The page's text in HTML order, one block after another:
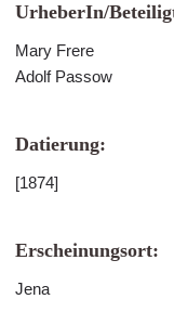
UrheberIn/
Mary Frere
Adolf Passow
Datierung:
[1874]
Erscheinungsort:
Jena